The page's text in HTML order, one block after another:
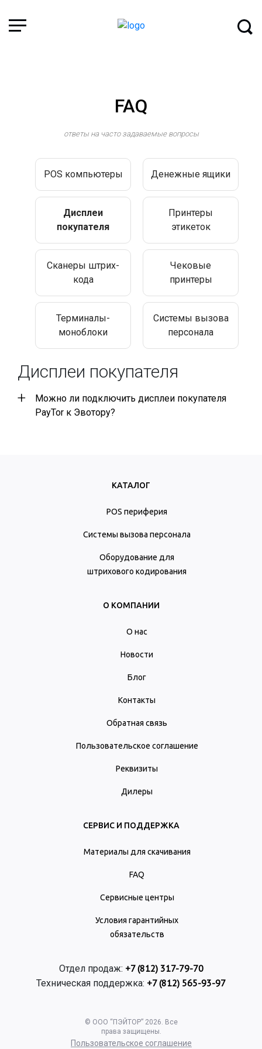
FAQ
ответы на часто задаваемые вопросы
POS компьютеры Денежные ящики
Дисплеи
покупателя
Принтеры
этикеток
Сканеры штрих-
кода
Чековые
принтеры
Терминалы-
моноблоки
Системы вызова
персонала
Дисплеи покупателя
Можно ли подключить дисплеи покупателя
PayTor к Эвотору?
КАТАЛОГ
POS периферия
Системы вызова персонала
Оборудование для
штрихового кодирования
СЕРВИС И ПОДДЕРЖКА
Материалы для скачивания
FAQ
Сервисные центры
Условия гарантийных
обязательств
О КОМПАНИИ
О нас
Новости
Блог
Контакты
Обратная связь
Пользовательское соглашение
Реквизиты
Дилеры
Отдел продаж: +7 (812) 317-79-70
Техническая поддержка: +7 (812) 565-93-97
© ООО “ПЭЙТОР” 2026. Все
права защищены.
Пользовательское соглашение